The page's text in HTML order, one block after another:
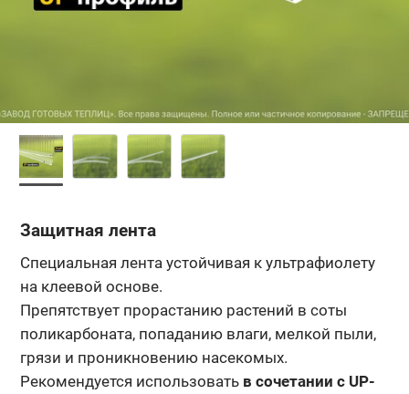
Защитная лента
Специальная лента устойчивая к ультрафиолету
на клеевой основе.
Препятствует прорастанию растений в соты
поликарбоната, попаданию влаги, мелкой пыли,
грязи и проникновению насекомых.
Рекомендуется использовать в сочетании с UP-